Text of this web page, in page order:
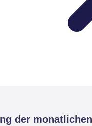
der monatlichen